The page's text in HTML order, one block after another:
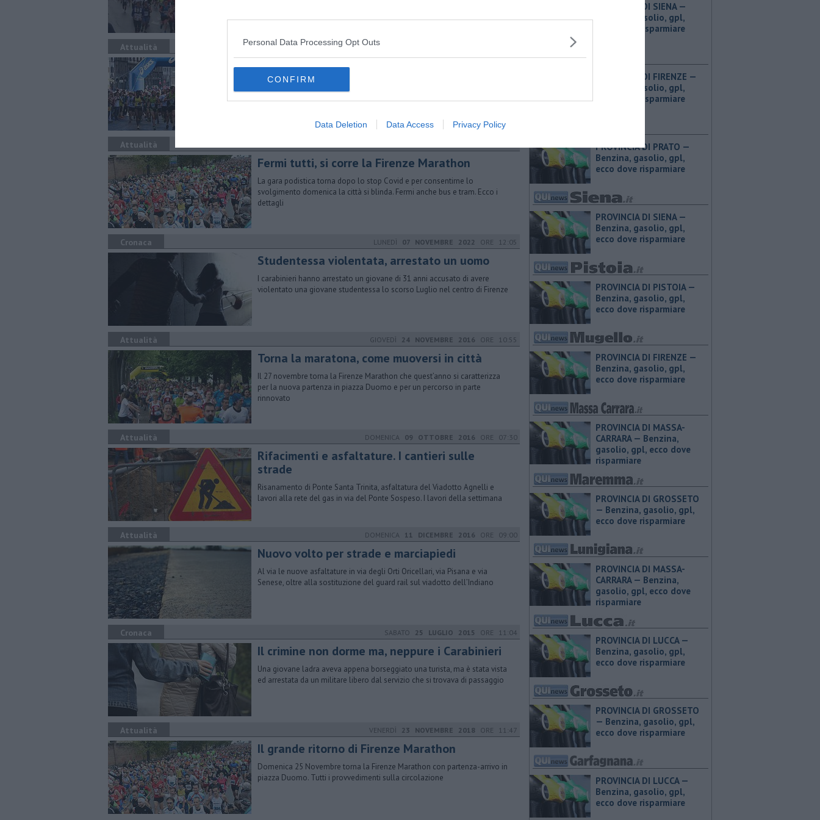
Personal Data Processing Opt Outs
CONFIRM
Data Deletion Data Access Privacy Policy
Attualità SABATO
Firenze Marathon, occhio ai divieti, sospesa la
T2
Attualità
Fermi tutti, si corre la Firenze Marathon
La gara podistica torna dopo lo stop Covid e per consentirne lo
svolgimento domenica la città si blinda. Fermi anche bus e tram. Ecco i
dettagli
Cronaca LUNEDÌ 07 NOVEMBRE 2022 ORE 12:05
Studentessa violentata, arrestato un uomo
I carabinieri hanno arrestato un giovane di 31 anni accusato di avere
violentato una giovane studentessa lo scorso Luglio nel centro di Firenze
Attualità GIOVEDÌ 24 NOVEMBRE 2016 ORE 10:55
Torna la maratona, come muoversi in città
Il 27 novembre torna la Firenze Marathon che quest’anno si caratterizza
per la nuova partenza in piazza Duomo e per un percorso in parte
rinnovato
Attualità DOMENICA 09 OTTOBRE 2016 ORE 07:30
Rifacimenti e asfaltature. I cantieri sulle
strade
​Risanamento di Ponte Santa Trinita, asfaltatura del Viadotto Agnelli e
lavori alla rete del gas in via del Ponte Sospeso. I lavori della settimana
Attualità DOMENICA 11 DICEMBRE 2016 ORE 09:00
Nuovo volto per strade e marciapiedi
Al via le nuove asfaltature in via degli Orti Oricellari, via Pisana e via
Senese, oltre alla sostituzione del guard rail sul viadotto dell’Indiano
Cronaca SABATO 25 LUGLIO 2015 ORE 11:04
Il crimine non dorme ma, neppure i Carabinieri
Una giovane ladra aveva appena borseggiato una turista, ma è stata vista
ed arrestata da un militare libero dal servizio che si trovava di passaggio
Attualità VENERDÌ 23 NOVEMBRE 2018 ORE 11:47
Il grande ritorno di Firenze Marathon
Domenica 25 Novembre torna la Firenze Marathon con partenza-arrivo in
piazza Duomo. Tutti i provvedimenti sulla circolazione
PROVINCIA DI SIENA — ​
Benzina, gasolio, gpl,
ecco dove risparmiare
PROVINCIA DI FIRENZE — ​
Benzina, gasolio, gpl,
ecco dove risparmiare
PROVINCIA DI PRATO — ​
Benzina, gasolio, gpl,
ecco dove risparmiare
PROVINCIA DI SIENA — ​
Benzina, gasolio, gpl,
ecco dove risparmiare
PROVINCIA DI PISTOIA — ​
Benzina, gasolio, gpl,
ecco dove risparmiare
PROVINCIA DI FIRENZE — ​
Benzina, gasolio, gpl,
ecco dove risparmiare
PROVINCIA DI MASSA-
CARRARA — ​Benzina,
gasolio, gpl, ecco dove
risparmiare
PROVINCIA DI GROSSETO
— ​Benzina, gasolio, gpl,
ecco dove risparmiare
PROVINCIA DI MASSA-
CARRARA — ​Benzina,
gasolio, gpl, ecco dove
risparmiare
PROVINCIA DI LUCCA — ​
Benzina, gasolio, gpl,
ecco dove risparmiare
PROVINCIA DI GROSSETO
— ​Benzina, gasolio, gpl,
ecco dove risparmiare
PROVINCIA DI LUCCA — ​
Benzina, gasolio, gpl,
ecco dove risparmiare